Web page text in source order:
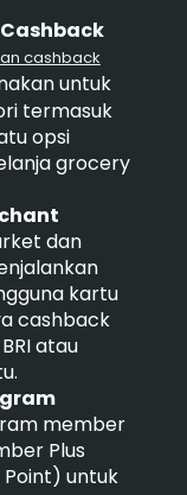
cashback
untuk
termasuk
opsi
grocery
dan
kartu
cashback
atau
member
Plus
untuk